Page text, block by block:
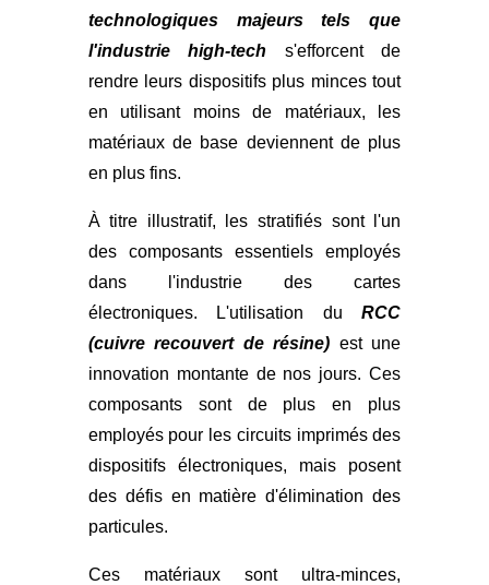
technologiques majeurs tels que
l'industrie high-tech s'efforcent de
rendre leurs dispositifs plus minces tout
en utilisant moins de matériaux, les
matériaux de base deviennent de plus
en plus fins.
À titre illustratif, les stratifiés sont l'un
des composants essentiels employés
dans l'industrie des cartes
électroniques. L'utilisation duRCC
(cuivre recouvert de résine) est une
innovation montante de nos jours. Ces
composants sont de plus en plus
employés pour les circuits imprimés des
dispositifs électroniques, mais posent
des défis en matière d'élimination des
particules.
Ces matériaux sont ultra-minces,